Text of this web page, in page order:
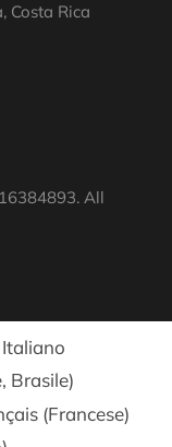
Costa Rica
All
Italiano
Brasile)
(Francese)